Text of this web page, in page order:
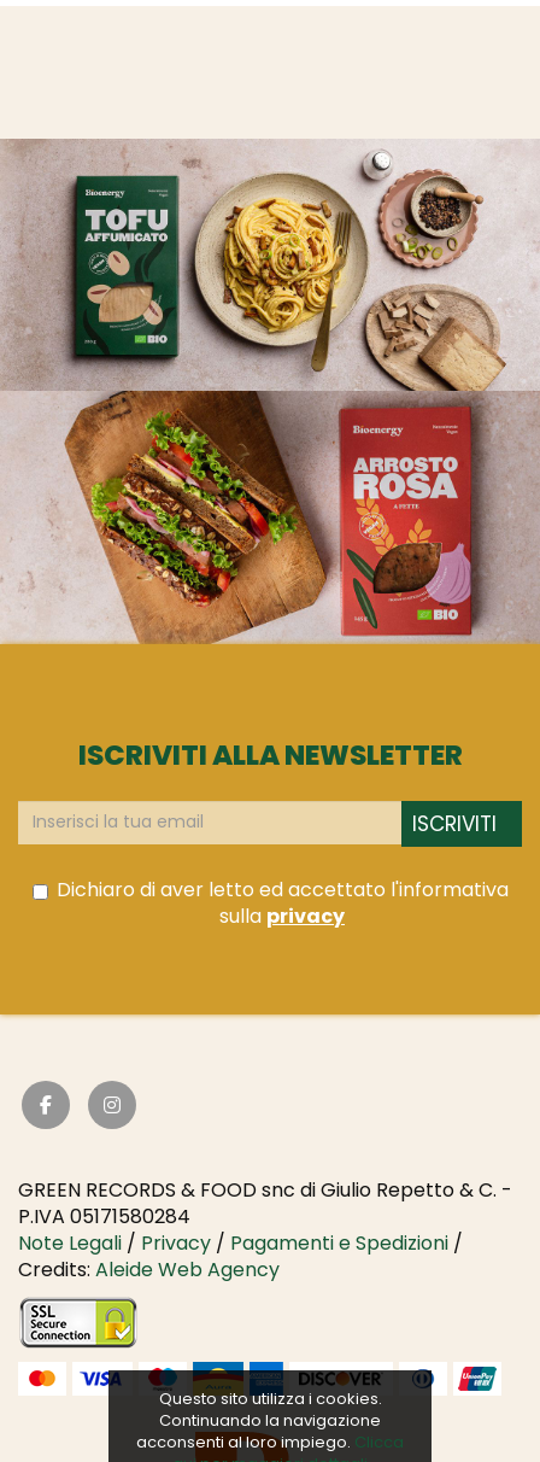
ISCRIVITI ALLA NEWSLETTER
ISCRIVITI
Dichiaro di aver letto ed accettato l'informativa
sulla privacy
GREEN RECORDS & FOOD snc di Giulio Repetto & C. -
P.IVA 05171580284
Note Legali / Privacy / Pagamenti e Spedizioni /
Credits: Aleide Web Agency
Questo sito utilizza i cookies.
Continuando la navigazione
acconsenti al loro impiego. Clicca